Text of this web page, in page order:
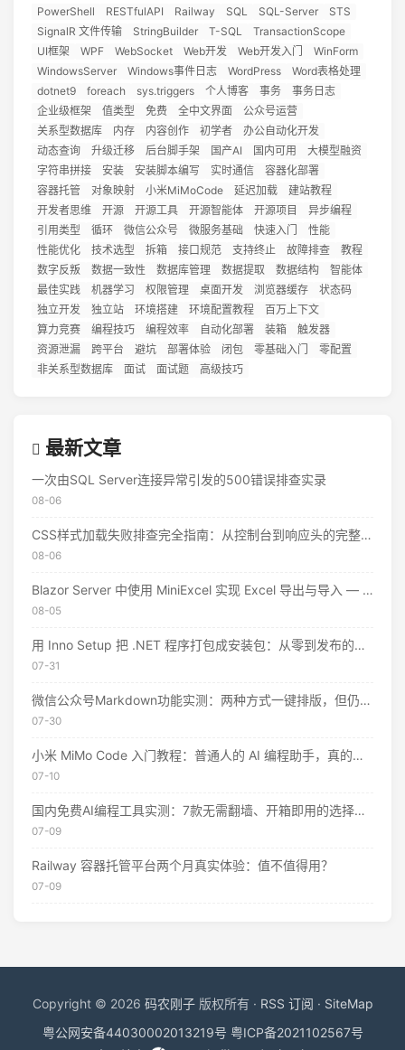
PowerShell
RESTfulAPI Railway SQL SQL-Server
STS
SignalR 文件传输
StringBuilder T-SQL
TransactionScope
UI框架
WPF WebSocket Web开发 Web开发入门
WinForm
WindowsServer
Windows事件日志 WordPress
Word表格处理
dotnet9
foreach sys.triggers 个人博客 事务
事务日志
企业级框架
值类型 免费 全中文界面
公众号运营
关系型数据库
内存 内容创作 初学者
办公自动化开发
动态查询
升级迁移 后台脚手架 国产AI 国内可用
大模型融资
字符串拼接
安装 安装脚本编写 实时通信
容器化部署
容器托管
对象映射 小米MiMoCode 延迟加载
建站教程
开发者思维
开源 开源工具 开源智能体 开源项目
异步编程
引用类型
循环 微信公众号 微服务基础 快速入门
性能
性能优化
技术选型 拆箱 接口规范 支持终止 故障排查
教程
数字反叛
数据一致性 数据库管理 数据提取 数据结构
智能体
最佳实践
机器学习 权限管理 桌面开发 浏览器缓存
状态码
独立开发
独立站 环境搭建 环境配置教程
百万上下文
算力竞赛
编程技巧 编程效率 自动化部署 装箱
触发器
资源泄漏
跨平台 避坑 部署体验 闭包 零基础入门
零配置
非关系型数据库
面试 面试题 高级技巧
最新文章
一次由SQL Server连接异常引发的500错误排查实录
08-06
CSS样式加载失败排查完全指南：从控制台到响应头的完整思路
08-06
Blazor Server 中使用 MiniExcel 实现 Excel 导出与导入 — 实战教程
08-05
用 Inno Setup 把 .NET 程序打包成安装包：从零到发布的完整指南
07-31
微信公众号Markdown功能实测：两种方式一键排版，但仍有这些限制
07-30
小米 MiMo Code 入门教程：普通人的 AI 编程助手，真的不用花钱
07-10
国内免费AI编程工具实测：7款无需翻墙、开箱即用的选择（附2026年7月最新额度）
07-09
Railway 容器托管平台两个月真实体验：值不值得用？
07-09
Copyright © 2026 码农刚子版权所有 · RSS 订阅 · SiteMap
粤公网安备44030002013219号 粤ICP备2021102567号